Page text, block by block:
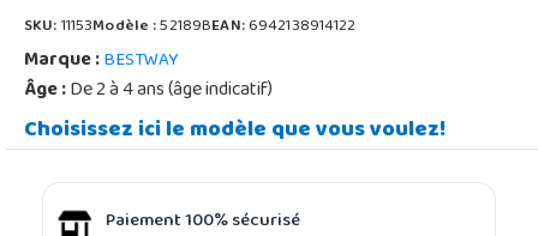
SKU:11153Modèle :52189BEAN:6942138914122
Marque :BESTWAY
Âge :De 2 à 4 ans (âge indicatif)
Choisissez ici le modèle que vous voulez!
Paiement 100% sécurisé